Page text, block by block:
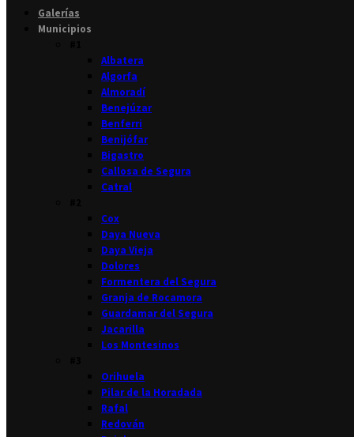
Galerías
Municipios
Albatera
Algorfa
Almoradí
Benejúzar
Benferri
Benijófar
Bigastro
Callosa de Segura
Catral
Cox
Daya Nueva
Daya Vieja
Dolores
Formentera del Segura
Granja de Rocamora
Guardamar del Segura
Jacarilla
Los Montesinos
Orihuela
Pilar de la Horadada
Rafal
Redován